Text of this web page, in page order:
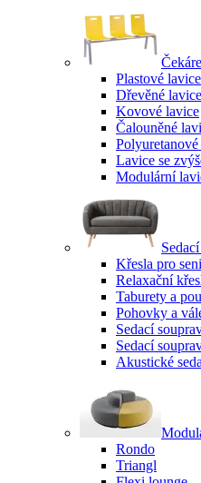
Plastové lavice
Dřevěné lavice
Kovové lavice
Čalouněné
Lavice se
Modulární
Křesla pro
Relaxační
Taburety a
Pohovky a
Sedací
Sedací
Akustické
Rondo
Triangl